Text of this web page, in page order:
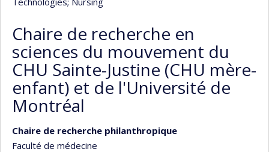
Chaire de recherche en
sciences du mouvement du
CHU Sainte-Justine (CHU mère-
enfant) et de l'Université de
Montréal
Chaire de recherche philanthropique
Faculté de médecine